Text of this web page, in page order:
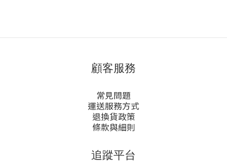
顧客服務
常見問題
運送服務方式
退換貨政策
條款與細則
追蹤平台